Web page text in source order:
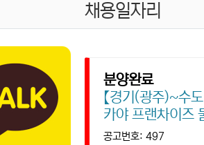
채용일자리
분양완료
【경기(광주)~수
카야 프랜차이
공고번호: 497